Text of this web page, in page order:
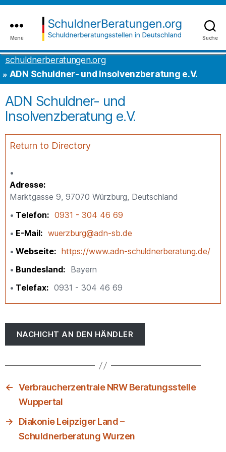
Inhalt
springen
to
the
content
Suche
schuldnerberatungen.org
Menü
schuldnerberatungen.org
ADN Schuldner- und Insolvenzberatung e.V.
ADN Schuldner- und
Insolvenzberatung e.V.
Return to Directory
Adresse
Marktgasse 9, 97070 Würzburg, Deutschland
Telefon
0931 - 304 46 69
E-Mail
wuerzburg@adn-sb.de
Webseite
https://www.adn-schuldnerberatung.de/
Bundesland
Bayern
Telefax
0931 - 304 46 69
NACHICHT AN DEN HÄNDLER
← Verbraucherzentrale NRW Beratungsstelle
Wuppertal
→
Diakonie Leipziger Land –
Schuldnerberatung Wurzen